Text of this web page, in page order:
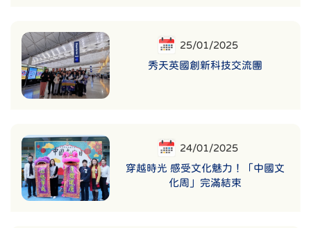
25/01/2025
秀天英國創新科技交流團
24/01/2025
穿越時光 感受文化魅力！「中國文
化周」完滿結束